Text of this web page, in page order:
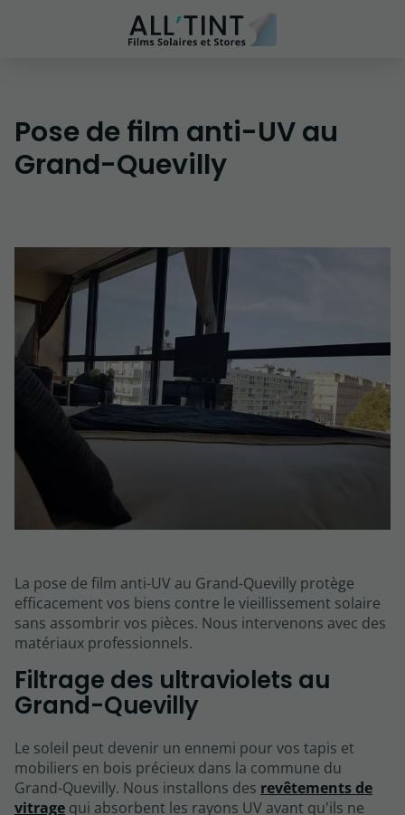
Pose de film anti-UV au
Grand-Quevilly
La pose de film anti-UV au Grand-Quevilly protège
efficacement vos biens contre le vieillissement solaire
sans assombrir vos pièces. Nous intervenons avec des
matériaux professionnels.
Filtrage des ultraviolets au
Grand-Quevilly
Le soleil peut devenir un ennemi pour vos tapis et
mobiliers en bois précieux dans la commune du
Grand-Quevilly. Nous installons des revêtements de
vitrage qui absorbent les rayons UV avant qu'ils ne